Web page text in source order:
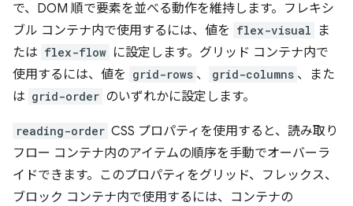
で、DOM 順で要素を並べる動作を維持します。フレキシ
ブル コンテナ内で使用するには、値を flex-visual
ま
たは flex-flow に設定します。グリッド コンテナ内で
使用するには、値を grid-rows 、 grid-columns 、また
は grid-order のいずれかに設定します。
reading-order CSS プロパティを使用すると、読み取り
フロー コンテナ内のアイテムの順序を手動でオーバーラ
イドできます。このプロパティをグリッド、フレックス、
ブロック コンテナ内で使用するには、コンテナの